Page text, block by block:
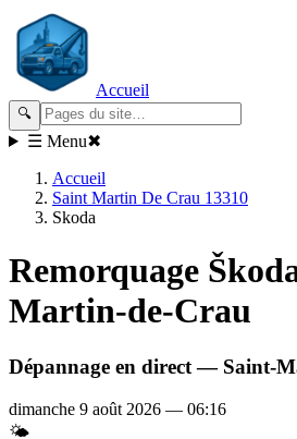
Accueil
🔍
☰ Menu✖
Accueil
Saint Martin De Crau 13310
Skoda
Remorquage
Martin-de-Crau
Dépannage en direct — Saint-
dimanche 9 août 2026 — 06:16
🌤️